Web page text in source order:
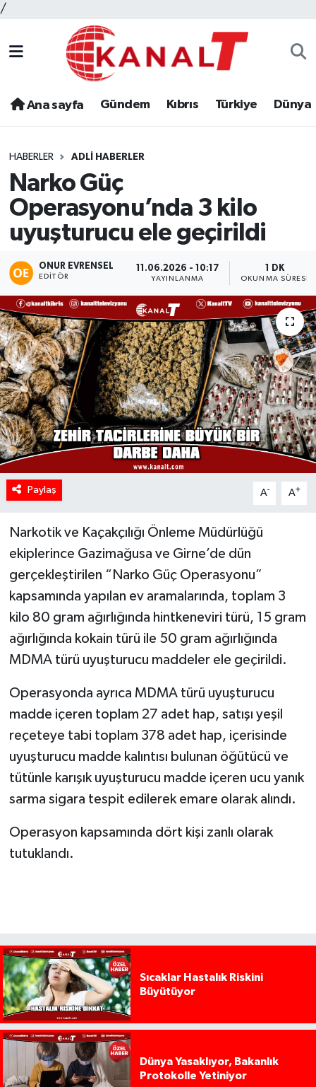
/
Ana sayfa Gündem Kıbrıs Türkiye Dünya
HABERLER ADLI HABERLER
Narko Güç
Operasyonu’nda 3 kilo
uyuşturucu ele geçirildi
ONUR EVRENSEL
EDITÖR
11.06.2026 - 10:17
YAYINLANMA
1 DK
OKUNMA SÜRESI
Paylaş A- A+
Narkotik ve Kaçakçılığı Önleme Müdürlüğü
ekiplerince Gazimağusa ve Girne’de dün
gerçekleştirilen “Narko Güç Operasyonu”
kapsamında yapılan ev aramalarında, toplam 3
kilo 80 gram ağırlığında hintkeneviri türü, 15 gram
ağırlığında kokain türü ile 50 gram ağırlığında
MDMA türü uyuşturucu maddeler ele geçirildi.
Operasyonda ayrıca MDMA türü uyuşturucu
madde içeren toplam 27 adet hap, satışı yeşil
reçeteye tabi toplam 378 adet hap, içerisinde
uyuşturucu madde kalıntısı bulunan öğütücü ve
tütünle karışık uyuşturucu madde içeren ucu yanık
sarma sigara tespit edilerek emare olarak alındı.
Operasyon kapsamında dört kişi zanlı olarak
tutuklandı.
Sıcaklar Hastalık Riskini
Büyütüyor
Dünya Yasaklıyor, Bakanlık
Protokolle Yetiniyor